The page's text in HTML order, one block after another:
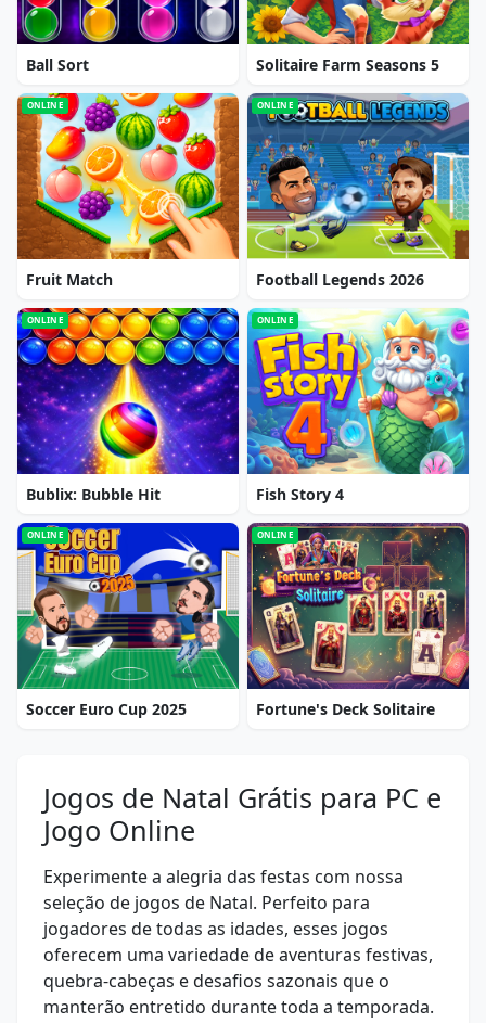
Ball Sort Solitaire Farm Seasons 5
ONLINE
Fruit Match
ONLINE
Football Legends 2026
ONLINE
Bublix: Bubble Hit
ONLINE
Fish Story 4
ONLINE
Soccer Euro Cup 2025
ONLINE
Fortune's Deck Solitaire
Jogos de Natal Grátis para PC e
Jogo Online
Experimente a alegria das festas com nossa
seleção de jogos de Natal. Perfeito para
jogadores de todas as idades, esses jogos
oferecem uma variedade de aventuras festivas,
quebra-cabeças e desafios sazonais que o
manterão entretido durante toda a temporada.